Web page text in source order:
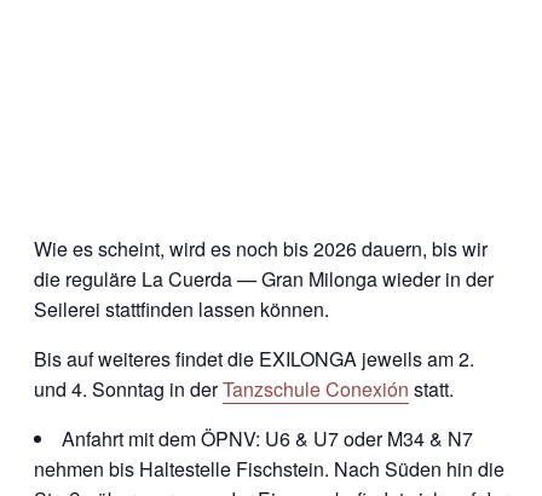
Wie es scheint, wird es noch bis 2026 dauern, bis wir
die reguläre La Cuerda — Gran Milonga wieder in der
Seilerei stattfinden lassen können.
Bis auf weiteres findet die EXILONGA jeweils am 2.
und 4. Sonntag in derTanzschule Conexión statt.
Anfahrt mit dem ÖPNV: U6 & U7 oder M34 & N7
nehmen bis Haltestelle Fischstein. Nach Süden hin die